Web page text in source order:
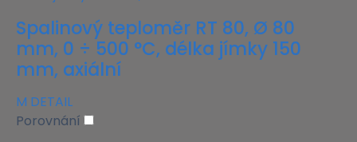
Spalinový teploměr RT 80, Ø 80
mm, 0 ÷ 500 °C, délka jímky 150
mm, axiální
M DETAIL
Porovnání